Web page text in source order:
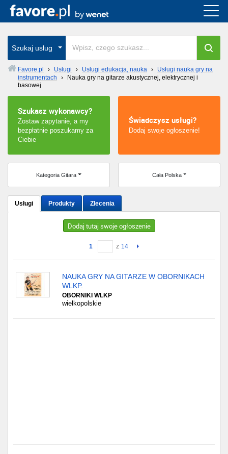
Szukaj usług
Favore.pl › Usługi › Usługi edukacja, nauka ›
Usługi nauka gry na
instrumentach
›
Nauka gry na gitarze akustycznej, elektrycznej i
basowej
Szukasz wykonawcy?
Zostaw zapytanie, a my
bezpłatnie poszukamy za
Ciebie
Świadczysz usługi?
Dodaj swoje ogłoszenie!
Kategoria Gitara Cała Polska
Usługi Produkty Zlecenia
Dodaj tutaj swoje ogłoszenie
1 z 14
NAUKA GRY NA GITARZE W OBORNIKACH
WLKP.
OBORNIKI WLKP
wielkopolskie
Cała Polska
wszystkie w całym kraju
Warszawa
Wrocław
Kraków
Poznań
Katowice
Chorzów
Lublin